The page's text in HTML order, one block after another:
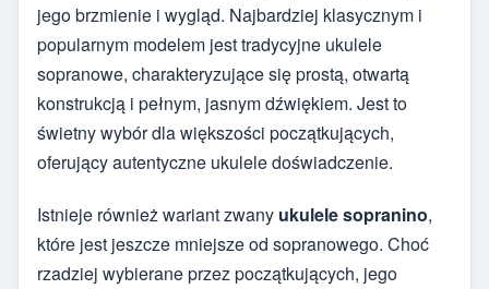
jego brzmienie i wygląd. Najbardziej klasycznym i
popularnym modelem jest tradycyjne ukulele
sopranowe, charakteryzujące się prostą, otwartą
konstrukcją i pełnym, jasnym dźwiękiem. Jest to
świetny wybór dla większości początkujących,
oferujący autentyczne ukulele doświadczenie.
Istnieje również wariant zwany ukulele sopranino,
które jest jeszcze mniejsze od sopranowego. Choć
rzadziej wybierane przez początkujących, jego